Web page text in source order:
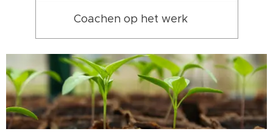
Coachen op het werk